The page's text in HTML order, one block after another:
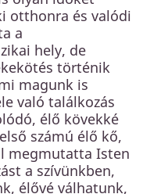
otthonra és valódi
a
hely, de
történik
magunk is
való találkozás
élő kövekké
számú élő kő,
megmutatta Isten
a szívünkben,
élővé válhatunk,